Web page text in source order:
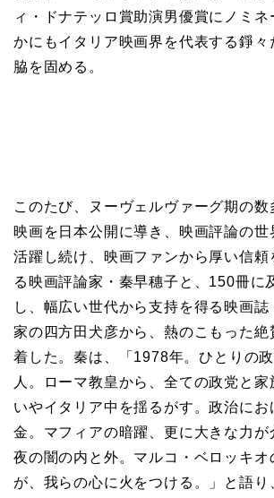
ィ・ドナテッロ賞助演男優賞にノミネ
かにもイタリア映画界を代表する錚々
脇を固める。
このたび、ヌーヴェルヴァーグ期の数
映画を日本公開に導き、映画評論の
活躍し続け、映画ファンから厚い信頼
る映画評論家・秦早穗子と、150冊に
し、幅広い世代から支持を得る映画誌
家の四方田犬彦から、熱のこもった絶
着した。秦は、「1978年。ひとりの
人。ローマ教皇から、全ての政党と家
いやイタリア中を揺るがす。政治にお
金。マフィアの暗躍、更に大きな力が
夜の闇の内と外。マルコ・ベロッキオ
が、我らの心に火をつける。」と語り